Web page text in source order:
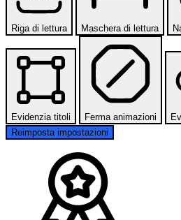
Riga di lettura Maschera di lettura
Evidenzia titoli Ferma animazioni
Reimposta impostazioni